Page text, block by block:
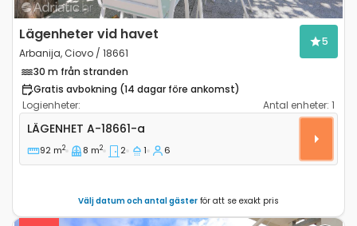
Lägenheter vid havet
Arbanija, Ciovo / 18661
5
30 m från stranden
Gratis avbokning (14 dagar före ankomst)
Logienheter:
Antal enheter: 1
Tvårumslägenhet Arbanija, Ciovo A-18661-a
LÄGENHET A-18661-a
92 m2 8 m2 2 1 6
Välj datum och antal gäster för att se exakt pris